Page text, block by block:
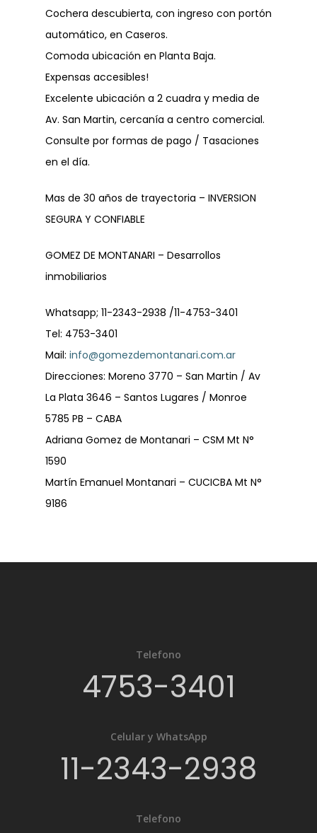
Cochera descubierta, con ingreso con portón
automático, en Caseros.
Comoda ubicación en Planta Baja.
Expensas accesibles!
Excelente ubicación a 2 cuadra y media de
Av. San Martin, cercanía a centro comercial.
Consulte por formas de pago / Tasaciones
en el día.
Mas de 30 años de trayectoria – INVERSION
SEGURA Y CONFIABLE
GOMEZ DE MONTANARI – Desarrollos
inmobiliarios
Whatsapp; 11-2343-2938 /11-4753-3401
Tel: 4753-3401
Mail: info@gomezdemontanari.com.ar
Direcciones: Moreno 3770 – San Martin / Av
La Plata 3646 – Santos Lugares / Monroe
5785 PB – CABA
Adriana Gomez de Montanari – CSM Mt N°
1590
Martín Emanuel Montanari – CUCICBA Mt N°
9186
Telefono
4753-3401
Celular y WhatsApp
11-2343-2938
Telefono
Dirección
Dejanos tu CV
Dejanos tu CV